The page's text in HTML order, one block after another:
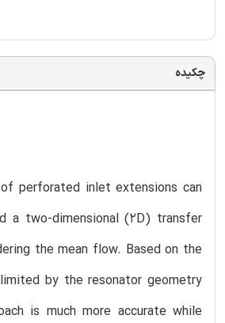
چکیده
perforated inlet extensions can
a two-dimensional (2D) transfer
the mean flow. Based on the
by the resonator geometry
is much more accurate while